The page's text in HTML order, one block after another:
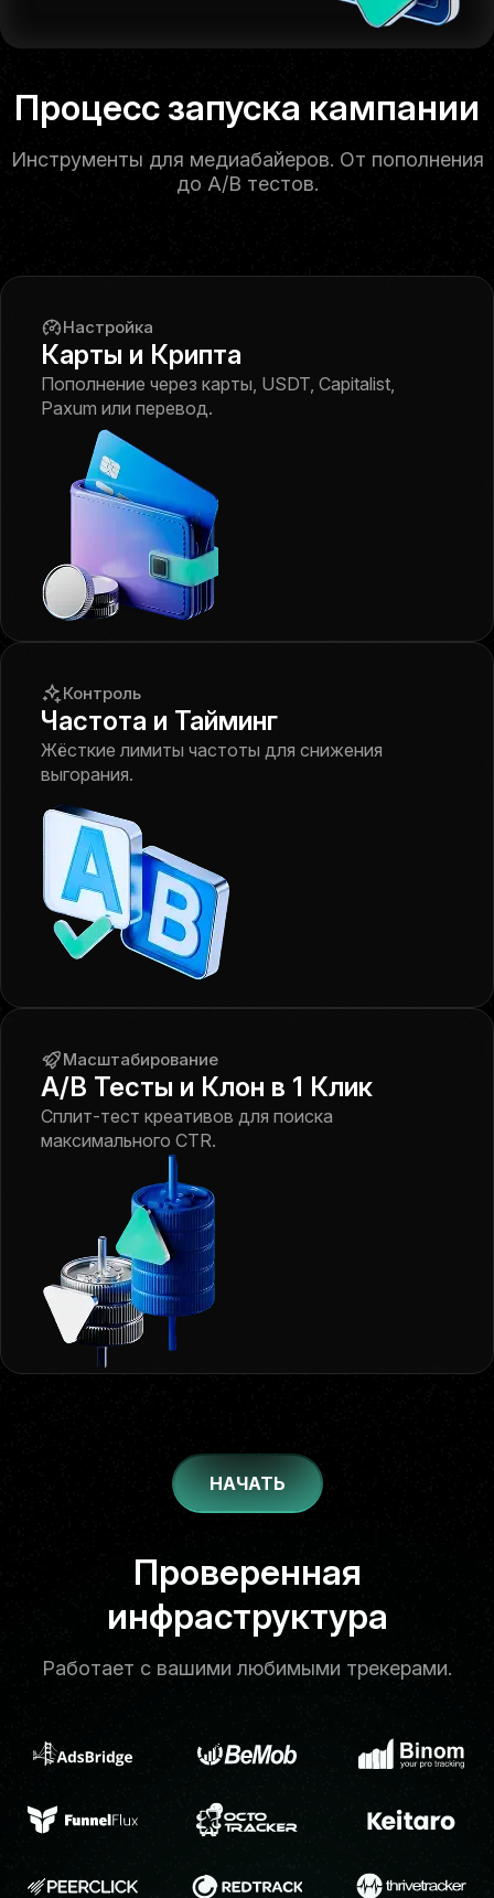
Процесс запуска кампании
Инструменты для медиабайеров. От пополнения
до A/B тестов.
Настройка
Карты и Крипта
Пополнение через карты, USDT, Capitalist,
Paxum или перевод.
Контроль
Частота и Тайминг
Жёсткие лимиты частоты для снижения
выгорания.
Масштабирование
A/B Тесты и Клон в 1 Клик
Сплит-тест креативов для поиска
максимального CTR.
НАЧАТЬ
Проверенная
инфраструктура
Работает с вашими любимыми трекерами.